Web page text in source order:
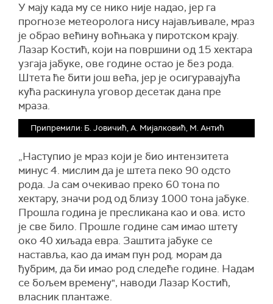
У мају када му се нико није надао, јер га
прогнозе метеоролога нису најављивале, мраз
је обрао већину воћњака у пиротском крају.
Лазар Костић, који на површини од 15 хектара
узгаја јабуке, ове године остао је без рода.
Штета ће бити још већа, јер је осигуравајућа
кућа раскинула уговор десетак дана пре
мраза.
Припремили: Б. Јовичић, А. Мијалковић, М. Антић
„Наступио је мраз који је био интензитета
минус 4. мислим да је штета пеко 90 одсто
рода. Ја сам очекивао преко 60 тона по
хектару, значи род од близу 1000 тона јабуке.
Прошла година је пресликана као и ова. исто
је све било. Прошле године сам имао штету
око 40 хиљада евра. Заштита јабуке се
наставља, као да имам пун род. морам да
ђубрим, да би имао род следеће године. Надам
се бољем времену", наводи Лазар Костић,
власник плантаже.